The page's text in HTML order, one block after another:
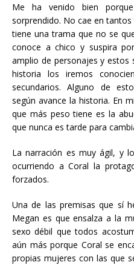
Me ha venido bien
sorprendido. No cae en
tiene una trama que no se
conoce a chico y suspira
amplio de personajes y estos
historia los iremos
secundarios. Alguno de
según avance la historia. En
que más peso tiene es la
que nunca es tarde para
La narración es muy ágil, y
ocurriendo a Coral la
forzados.
Una de las premisas que sí
Megan es que ensalza a la
sexo débil que todos
aún más porque Coral se
propias mujeres con las que